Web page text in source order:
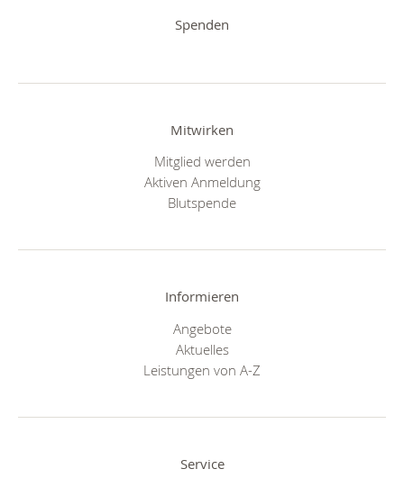
Spenden
Mitwirken
Mitglied werden
Aktiven Anmeldung
Blutspende
Informieren
Angebote
Aktuelles
Leistungen von A-Z
Service